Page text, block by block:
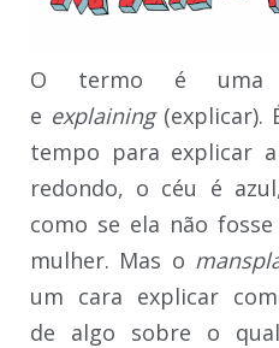
O termo é
e explaining(explicar).
tempo para explicar
redondo, o céu é
como se ela não
mulher. Mas o
um cara explicar
de algo sobre o